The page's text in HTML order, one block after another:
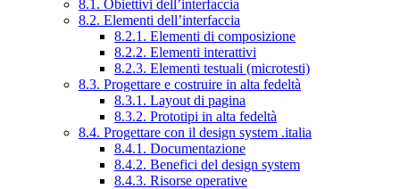
8.1. Obiettivi dell’interfaccia
8.2. Elementi dell’interfaccia
8.2.1. Elementi di composizione
8.2.2. Elementi interattivi
8.2.3. Elementi testuali (microtesti)
8.3. Progettare e costruire in alta fedeltà
8.3.1. Layout di pagina
8.3.2. Prototipi in alta fedeltà
8.4. Progettare con il design system .italia
8.4.1. Documentazione
8.4.2. Benefici del design system
8.4.3. Risorse operative